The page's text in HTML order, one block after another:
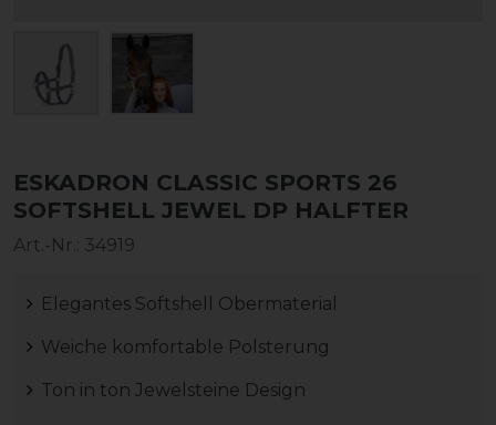
ESKADRON CLASSIC SPORTS 26
SOFTSHELL JEWEL DP HALFTER
Art.-Nr.: 34919
Elegantes Softshell Obermaterial
Weiche komfortable Polsterung
Ton in ton Jewelsteine Design